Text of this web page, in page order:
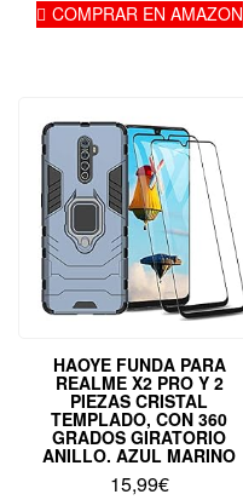
COMPRAR EN AMAZON
HAOYE FUNDA PARA
REALME X2 PRO Y 2
PIEZAS CRISTAL
TEMPLADO, CON 360
GRADOS GIRATORIO
ANILLO. AZUL MARINO
15,99€